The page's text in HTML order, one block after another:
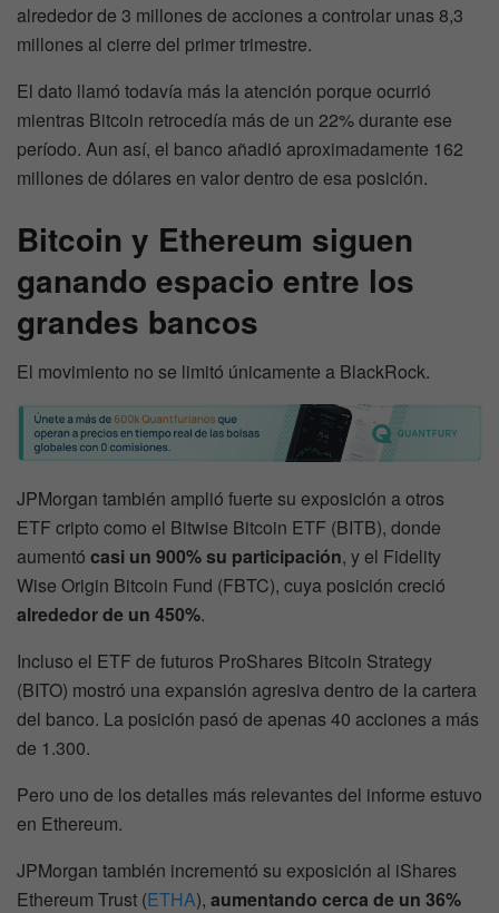
alrededor de 3 millones de acciones a controlar unas 8,3
millones al cierre del primer trimestre.
El dato llamó todavía más la atención porque ocurrió
mientras Bitcoin retrocedía más de un 22% durante ese
período. Aun así, el banco añadió aproximadamente 162
millones de dólares en valor dentro de esa posición.
Bitcoin y Ethereum siguen
ganando espacio entre los
grandes bancos
El movimiento no se limitó únicamente a BlackRock.
JPMorgan también amplió fuerte su exposición a otros
ETF cripto como el Bitwise Bitcoin ETF (BITB), donde
aumentó casi un 900% su participación, y el Fidelity
Wise Origin Bitcoin Fund (FBTC), cuya posición creció
alrededor de un 450%.
Incluso el ETF de futuros ProShares Bitcoin Strategy
(BITO) mostró una expansión agresiva dentro de la cartera
del banco. La posición pasó de apenas 40 acciones a más
de 1.300.
Pero uno de los detalles más relevantes del informe estuvo
en Ethereum.
JPMorgan también incrementó su exposición al iShares
Ethereum Trust (ETHA), aumentando cerca de un 36%